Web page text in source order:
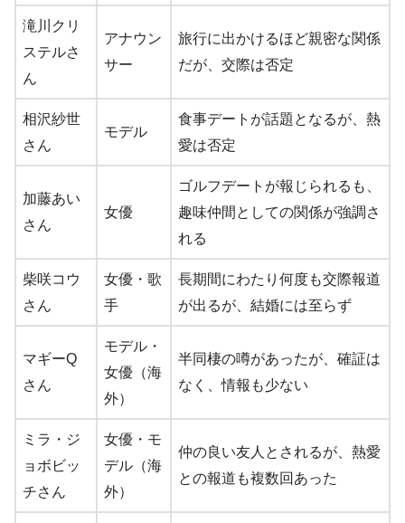
滝川クリ
ステルさ
ん
アナウン
サー
旅行に出かけるほど親密な関係
だが、交際は否定
相沢紗世
さん
モデル
食事デートが話題となるが、熱
愛は否定
加藤あい
さん
女優
ゴルフデートが報じられるも、
趣味仲間としての関係が強調さ
れる
柴咲コウ
さん
女優・歌
手
長期間にわたり何度も交際報道
が出るが、結婚には至らず
マギーQ
さん
モデル・
女優（海
外）
半同棲の噂があったが、確証は
なく、情報も少ない
ミラ・ジ
ョボビッ
チさん
女優・モ
デル（海
外）
仲の良い友人とされるが、熱愛
との報道も複数回あった